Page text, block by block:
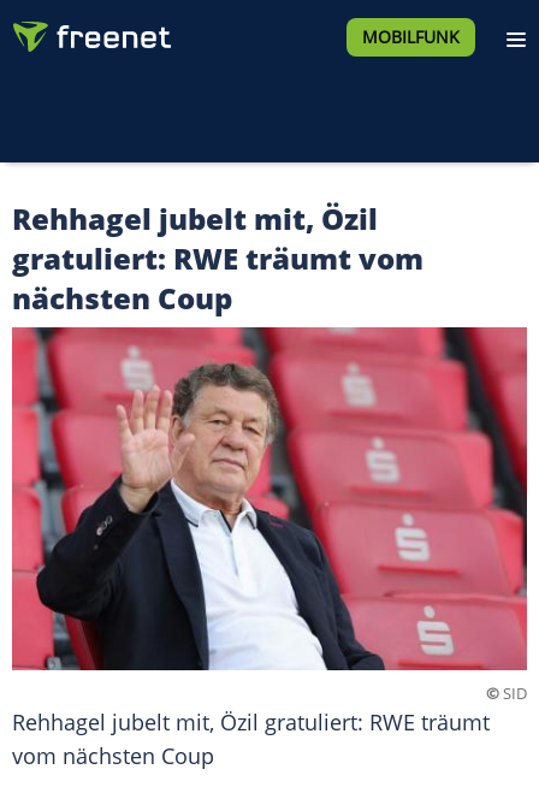
MOBILFUNK
Rehhagel jubelt mit, Özil
gratuliert: RWE träumt vom
nächsten Coup
©SID
Rehhagel jubelt mit, Özil gratuliert: RWE träumt
vom nächsten Coup